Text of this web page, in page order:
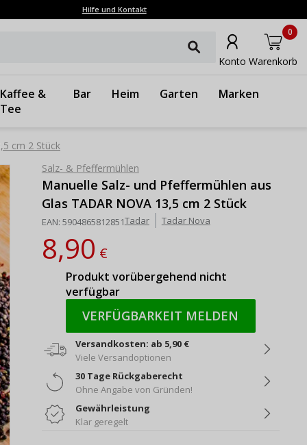
Hilfe und Kontakt
Konto Warenkorb
0
Kaffee &
Tee
Bar Heim Garten Marken
cm 2 Stück
Salz- & Pfeffermühlen
Manuelle Salz- und Pfeffermühlen aus
Glas TADAR NOVA 13,5 cm 2 Stück
EAN: 5904865812851Tadar Tadar Nova
8,90€
Produkt vorübergehend nicht
verfügbar
VERFÜGBARKEIT MELDEN
Versandkosten: ab 5,90 €
Viele Versandoptionen
30 Tage Rückgaberecht
Ohne Angabe von Gründen!
Gewährleistung
Klar geregelt